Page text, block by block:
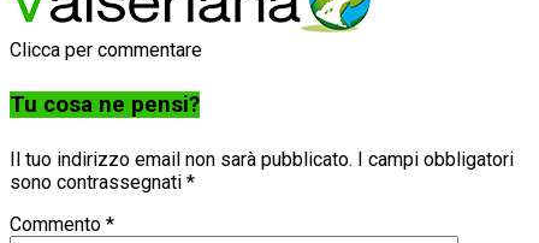
Clicca per commentare
Tu cosa ne pensi?
Il tuo indirizzo email non sarà pubblicato. I campi obbligatori
sono contrassegnati *
Commento *